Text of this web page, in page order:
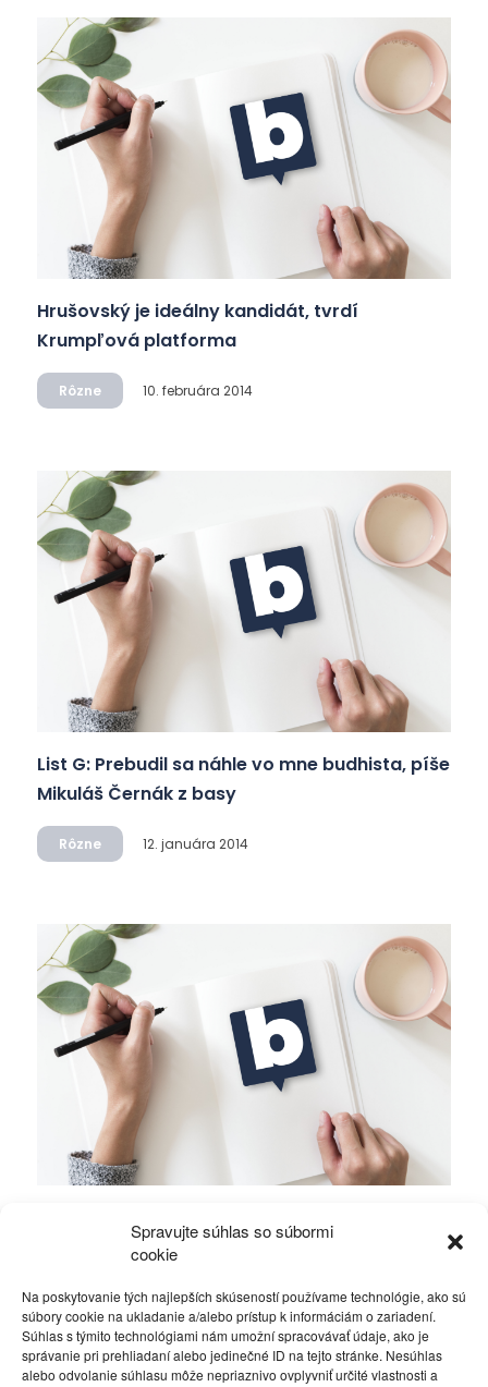
Spravujte súhlas so súbormi
cookie
Na poskytovanie tých najlepších skúseností používame technológie, ako sú
súbory cookie na ukladanie a/alebo prístup k informáciám o zariadení.
Súhlas s týmito technológiami nám umožní spracovávať údaje, ako je
správanie pri prehliadaní alebo jedinečné ID na tejto stránke. Nesúhlas
alebo odvolanie súhlasu môže nepriaznivo ovplyvniť určité vlastnosti a
Hrušovský je ideálny kandidát, tvrdí
Krumpľová platforma
Rôzne 10. februára 2014
List G: Prebudil sa náhle vo mne budhista, píše
Mikuláš Černák z basy
Rôzne 12. januára 2014
pyžamo, píše Mikuláš Černák z basy
Rôzne 30. decembra 2013